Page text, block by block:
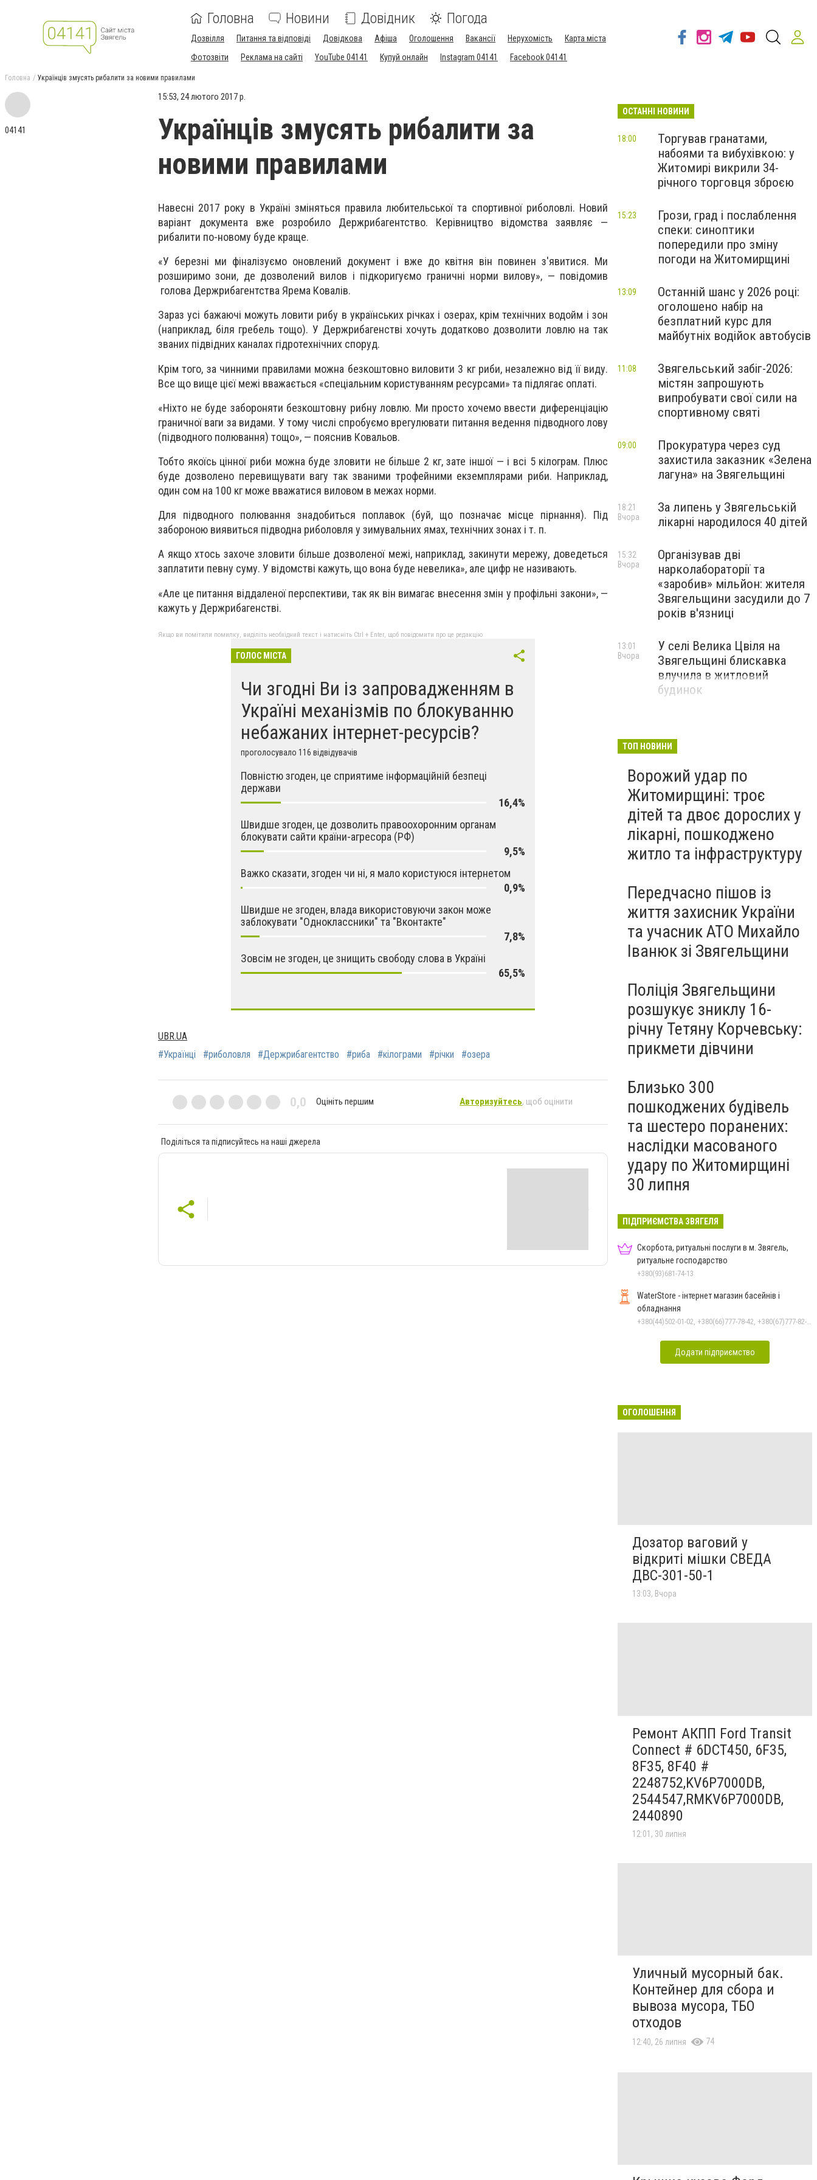
Головна Новини Довідник Погода
Дозвілля Питання та відповіді Довідкова Афіша Оголошення Вакансії Нерухомість
Карта міста
Фотозвіти
Реклама на сайті YouTube 04141 Купуй онлайн Instagram 04141 Facebook 04141
Головна Українців змусять рибалити за новими правилами
04141
15:53, 24 лютого 2017 р.
Українців змусять рибалити за
новими правилами
Навесні 2017 року в Україні зміняться правила любительської та спортивної риболовлі. Новий
варіант документа вже розробило Держрибагентство. Керівництво відомства заявляє —
рибалити по-новому буде краще.
«У березні ми фіналізуємо оновлений документ і вже до квітня він повинен з'явитися. Ми
розширимо зони, де дозволений вилов і підкоригуємо граничні норми вилову», — повідомив
голова Держрибагентства Ярема Ковалів.
Зараз усі бажаючі можуть ловити рибу в українських річках і озерах, крім технічних водойм і зон
(наприклад, біля гребель тощо). У Держрибагенстві хочуть додатково дозволити ловлю на так
званих підвідних каналах гідротехнічних споруд.
Крім того, за чинними правилами можна безкоштовно виловити 3 кг риби, незалежно від її виду.
Все що вище цієї межі вважається «спеціальним користуванням ресурсами» та підлягає оплаті.
«Ніхто не буде забороняти безкоштовну рибну ловлю. Ми просто хочемо ввести диференціацію
граничної ваги за видами. У тому числі спробуємо врегулювати питання ведення підводного лову
(підводного полювання) тощо», — пояснив Ковальов.
Тобто якоїсь цінної риби можна буде зловити не більше 2 кг, зате іншої — і всі 5 кілограм. Плюс
буде дозволено перевищувати вагу так званими трофейними екземплярами риби. Наприклад,
один сом на 100 кг може вважатися виловом в межах норми.
Для підводного полювання знадобиться поплавок (буй, що позначає місце пірнання). Під
забороною виявиться підводна риболовля у зимувальних ямах, технічних зонах і т. п.
А якщо хтось захоче зловити більше дозволеної межі, наприклад, закинути мережу, доведеться
заплатити певну суму. У відомстві кажуть, що вона буде невелика», але цифр не називають.
«Але це питання віддаленої перспективи, так як він вимагає внесення змін у профільні закони», —
кажуть у Держрибагенстві.
Якщо ви помітили помилку, виділіть необхідний текст і натисніть Ctrl + Enter, щоб повідомити про це редакцію
ГОЛОС МІСТА
Чи згодні Ви із запровадженням в
Україні механізмів по блокуванню
небажаних інтернет-ресурсів?
проголосувало 116 відвідувачів
Повністю згоден, це сприятиме інформаційній безпеці
держави
16,4%
Швидше згоден, це дозволить правоохоронним органам
блокувати сайти країни-агресора (РФ)
9,5%
Важко сказати, згоден чи ні, я мало користуюся інтернетом
0,9%
Швидше не згоден, влада використовуючи закон може
заблокувати "Одноклассники" та "Вконтакте"
7,8%
Зовсім не згоден, це знищить свободу слова в Україні
65,5%
UBR.UA
#Українці
#риболовля #Держрибагентство #риба #кілограми #річки #озера
0,0 Оцініть першим Авторизуйтесь, щоб оцінити
Поділіться та підписуйтесь на наші джерела
ОСТАННІ НОВИНИ
Торгував гранатами,
набоями та вибухівкою: у
Житомирі викрили 34-
річного торговця зброєю
18:00
Грози, град і послаблення
спеки: синоптики
попередили про зміну
погоди на Житомирщині
15:23
Останній шанс у 2026 році:
оголошено набір на
безплатний курс для
майбутніх водійок автобусів
13:09
Звягельський забіг-2026:
містян запрошують
випробувати свої сили на
спортивному святі
11:08
Прокуратура через суд
захистила заказник «Зелена
лагуна» на Звягельщині
09:00
За липень у Звягельській
лікарні народилося 40 дітей
18:21
Вчора
Організував дві
нарколабораторії та
«заробив» мільйон: жителя
Звягельщини засудили до 7
років в'язниці
15:32
Вчора
У селі Велика Цвіля на
Звягельщині блискавка
влучила в житловий
будинок
13:01
Вчора
ТОП НОВИНИ
Ворожий удар по
Житомирщині: троє
дітей та двоє дорослих у
лікарні, пошкоджено
житло та інфраструктуру
Передчасно пішов із
життя захисник України
та учасник АТО Михайло
Іванюк зі Звягельщини
Поліція Звягельщини
розшукує зниклу 16-
річну Тетяну Корчевську:
прикмети дівчини
Близько 300
пошкоджених будівель
та шестеро поранених:
наслідки масованого
удару по Житомирщині
30 липня
ПІДПРИЄМСТВА ЗВЯГЕЛЯ
Скорбота, ритуальні послуги в м. Звягель,
ритуальне господарство
+380(93)681-74-13
WaterStore - інтернет магазин басейнів і
обладнання
+380(44)502-01-02, +380(66)777-78-42, +380(67)777-82-19, +380(67)890-80-80, +380(73)890-80-80, +380(44)502-01-03
Додати підприємство
ОГОЛОШЕННЯ
Дозатор ваговий у
відкриті мішки СВЕДА
ДВС-301-50-1
13:03, Вчора
Ремонт АКПП Ford Transit
Connect # 6DCT450, 6F35,
8F35, 8F40 #
2248752,KV6P7000DB,
2544547,RMKV6P7000DB,
2440890
12:01, 30 липня
Уличный мусорный бак.
Контейнер для сбора и
вывоза мусора, ТБО
отходов
12:40, 26 липня 74